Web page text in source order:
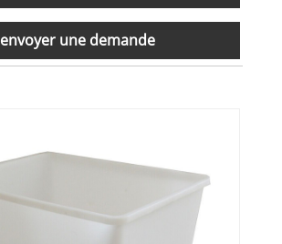
envoyer une demande